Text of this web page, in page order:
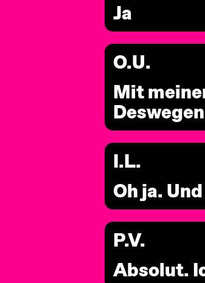
Ja
O.U.
Mit
I.L.
Oh ja.
P.V.
Absolut.